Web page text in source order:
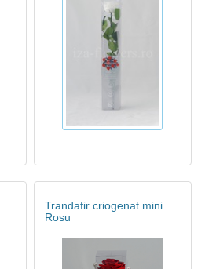
Trandafir criogenat mini
Rosu